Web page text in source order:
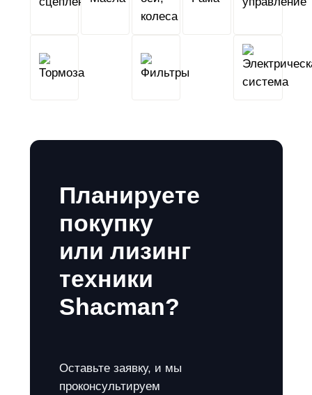
Тормоза Фильтры
Планируете
покупку
или лизинг
техники
Shacman?
Оставьте заявку, и мы
проконсультируем